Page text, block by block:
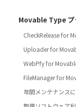
Movable Type プ
CheckRelease for
Uploader for
WebPfy for
FileManager for
年間メンテナンス